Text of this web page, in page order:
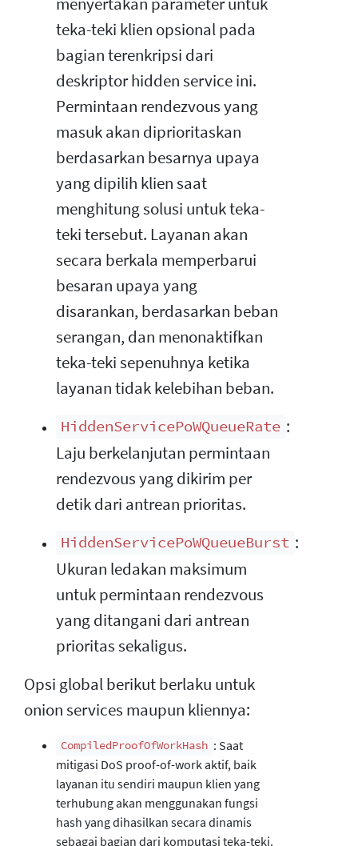
teka-teki klien opsional pada
bagian terenkripsi dari
deskriptor hidden service ini.
Permintaan rendezvous yang
masuk akan diprioritaskan
berdasarkan besarnya upaya
yang dipilih klien saat
menghitung solusi untuk teka-
teki tersebut. Layanan akan
secara berkala memperbarui
besaran upaya yang
disarankan, berdasarkan beban
serangan, dan menonaktifkan
teka-teki sepenuhnya ketika
layanan tidak kelebihan beban.
HiddenServicePoWQueueRate :
Laju berkelanjutan permintaan
rendezvous yang dikirim per
detik dari antrean prioritas.
HiddenServicePoWQueueBurst :
Ukuran ledakan maksimum
untuk permintaan rendezvous
yang ditangani dari antrean
prioritas sekaligus.
Opsi global berikut berlaku untuk
onion services maupun kliennya:
CompiledProofOfWorkHash : Saat
mitigasi DoS proof-of-work aktif, baik
layanan itu sendiri maupun klien yang
terhubung akan menggunakan fungsi
hash yang dihasilkan secara dinamis
sebagai bagian dari komputasi teka-teki.